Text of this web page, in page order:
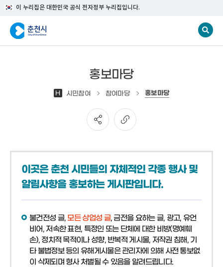
이 누리집은 대한민국 공식 전자정부 누리집입니다.
홍보마당
H 시민참여 참여마당 홍보마당
이곳은 춘천 시민들의 자체적인 각종 행사 및
알림사항을 홍보하는 게시판입니다.
불건전성 글,모든 상업성 글, 금전을 요하는 글, 광고, 유언
비어, 저속한 표현, 특정인 또는 단체에 대한 비방(명예훼
손), 정치적 목적이나 성향, 반복적 게시물, 저작권 침해, 기
타 불법정보 등의 유해게시물은 관리자에 의해 사전 통보없
이 삭제되며 형사 처벌될 수 있음을 알려드립니다.